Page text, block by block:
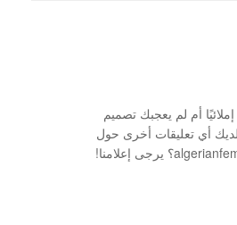
أم لم يعجبك تصميم
أي تعليقات أخرى حول